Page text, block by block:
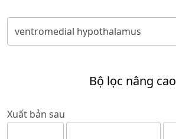
Bộ lọc nâng cao
Xuất bản sau